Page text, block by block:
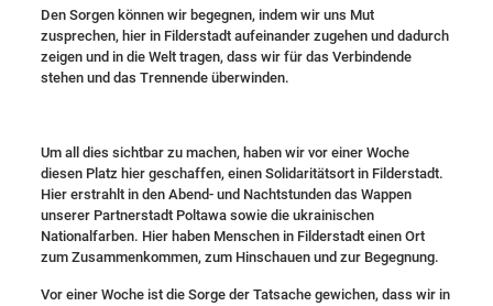
Den Sorgen können wir begegnen, indem wir uns Mut
zusprechen, hier in Filderstadt aufeinander zugehen und dadurch
zeigen und in die Welt tragen, dass wir für das Verbindende
stehen und das Trennende überwinden.
Um all dies sichtbar zu machen, haben wir vor einer Woche
diesen Platz hier geschaffen, einen Solidaritätsort in Filderstadt.
Hier erstrahlt in den Abend- und Nachtstunden das Wappen
unserer Partnerstadt Poltawa sowie die ukrainischen
Nationalfarben. Hier haben Menschen in Filderstadt einen Ort
zum Zusammenkommen, zum Hinschauen und zur Begegnung.
Vor einer Woche ist die Sorge der Tatsache gewichen, dass wir in